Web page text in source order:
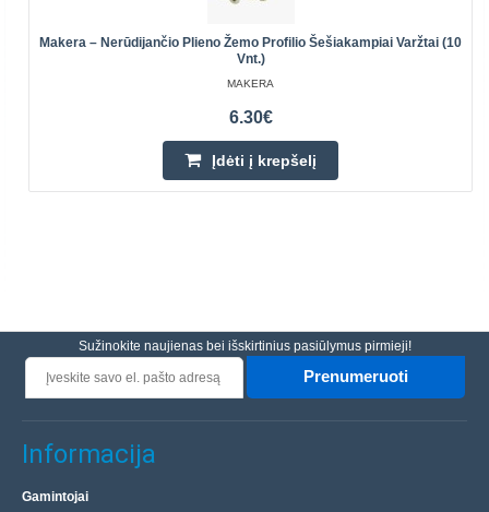
Makera – Nerūdijančio Plieno Žemo Profilio Šešiakampiai Varžtai (10
Vnt.)
MAKERA
6.30€
Įdėti į krepšelį
Sužinokite naujienas bei išskirtinius pasiūlymus pirmieji!
Prenumeruoti
Informacija
Gamintojai